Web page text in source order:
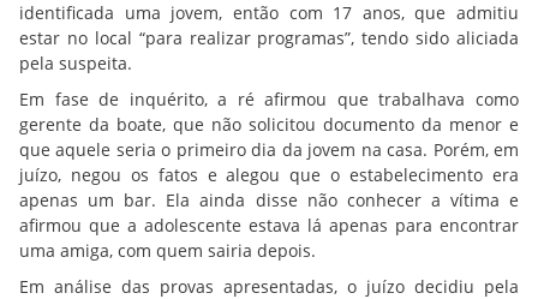
identificada uma jovem, então com 17 anos, que admitiu
estar no local “para realizar programas”, tendo sido aliciada
pela suspeita.
Em fase de inquérito, a ré afirmou que trabalhava como
gerente da boate, que não solicitou documento da menor e
que aquele seria o primeiro dia da jovem na casa. Porém, em
juízo, negou os fatos e alegou que o estabelecimento era
apenas um bar. Ela ainda disse não conhecer a vítima e
afirmou que a adolescente estava lá apenas para encontrar
uma amiga, com quem sairia depois.
Em análise das provas apresentadas, o juízo decidiu pela